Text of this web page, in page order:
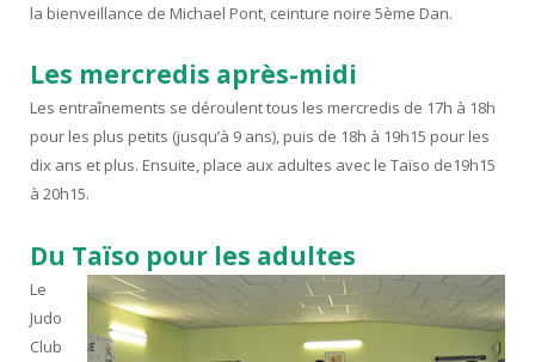
la bienveillance de Michael Pont, ceinture noire 5ème Dan.
Les mercredis après-midi
Les entraînements se déroulent tous les mercredis de 17h à 18h
pour les plus petits (jusqu’à 9 ans), puis de 18h à 19h15 pour les
dix ans et plus. Ensuite, place aux adultes avec le Taïso de19h15
à 20h15.
Du Taïso pour les adultes
Le
Judo
Club